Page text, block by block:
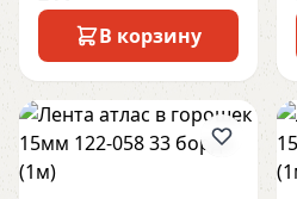
В корзину